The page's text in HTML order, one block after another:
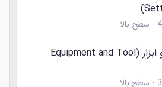
و دوره‌های گذرانده شده
4 - سطح بالا
انتخاب تجهیزات و ابزار (Equipment and Tool
3 - سطح بالا